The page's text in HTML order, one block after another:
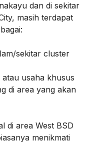
dan di sekitar
masih terdapat
sekitar cluster
usaha khusus
di area yang akan
di area West BSD
menikmati